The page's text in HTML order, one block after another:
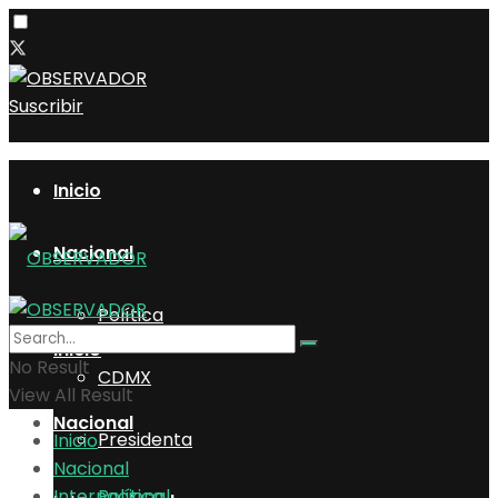
Suscribir
Inicio
Nacional
Política
CDMX
Presidenta
Inicio
Nacional
No Result
View All Result
Inicio
Nacional